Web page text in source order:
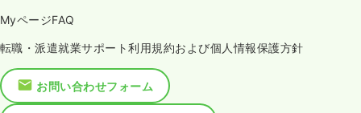
MyページFAQ
転職・派遣就業サポート利用規約および個人情報保護方針
お問い合わせフォーム